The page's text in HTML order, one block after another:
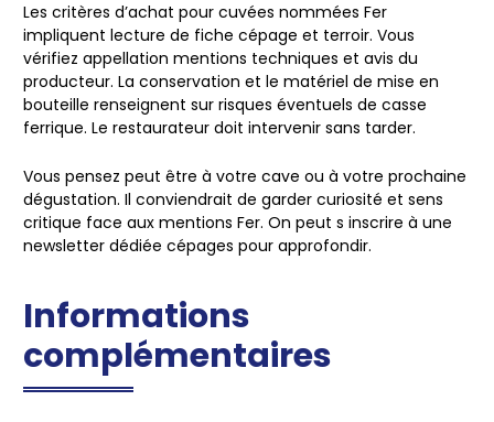
Les critères d’achat pour cuvées nommées Fer
impliquent lecture de fiche cépage et terroir. Vous
vérifiez appellation mentions techniques et avis du
producteur. La conservation et le matériel de mise en
bouteille renseignent sur risques éventuels de casse
ferrique. Le restaurateur doit intervenir sans tarder.
Vous pensez peut être à votre cave ou à votre prochaine
dégustation. Il conviendrait de garder curiosité et sens
critique face aux mentions Fer. On peut s inscrire à une
newsletter dédiée cépages pour approfondir.
Informations
complémentaires